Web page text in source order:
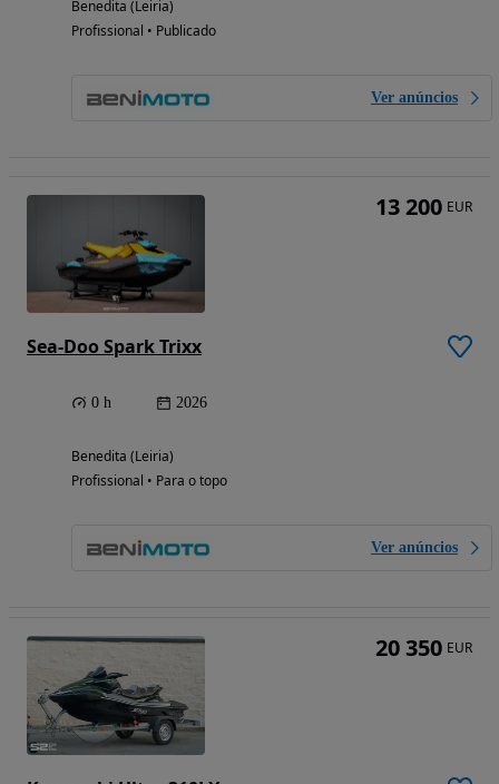
Benedita (Leiria)
Profissional • Publicado
Ver anúncios
Sea-Doo Spark Trixx
0 h 2026
Benedita (Leiria)
Profissional • Para o topo
Ver anúncios
13 200 EUR
20 350 EUR